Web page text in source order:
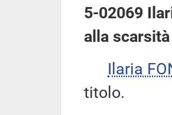
5-02069
alla
Ilaria
titolo.